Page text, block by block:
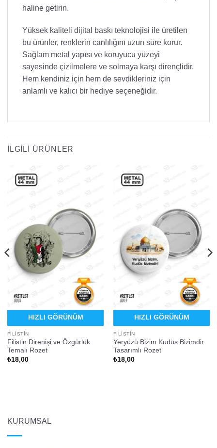
haline getirin.
Yüksek kaliteli dijital baskı teknolojisi ile üretilen
bu ürünler, renklerin canlılığını uzun süre korur.
Sağlam metal yapısı ve koruyucu yüzeyi
sayesinde çizilmelere ve solmaya karşı dirençlidir.
Hem kendiniz için hem de sevdikleriniz için
anlamlı ve kalıcı bir hediye seçeneğidir.
İLGILI ÜRÜNLER
HIZLI GÖRÜNÜM
FILISTIN
Filistin Direnişi ve Özgürlük
Temalı Rozet
₺18,00
HIZLI GÖRÜNÜM
FILISTIN
Yeryüzü Bizim Kudüs Bizimdir
Tasarımlı Rozet
₺18,00
KURUMSAL